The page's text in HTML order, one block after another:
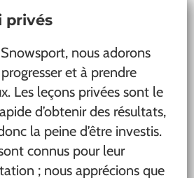
privés
nous adorons
et à prendre
Les leçons privées sont le
d’obtenir des résultats,
la peine d’être investis.
connus pour leur
; nous apprécions que